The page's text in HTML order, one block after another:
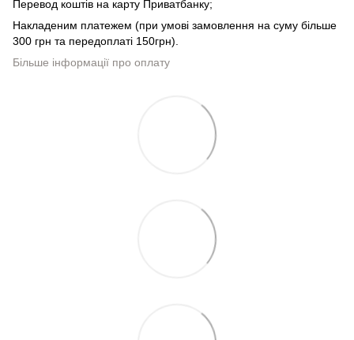
Перевод коштів на карту Приватбанку;
Накладеним платежем (при умові замовлення на суму більше
300 грн та передоплаті 150грн).
Більше інформації про оплату